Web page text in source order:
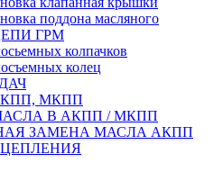
поддона масляного
ГРМ
колпачков
колец
МКПП
В АКПП / МКПП
ЗАМЕНА МАСЛА АКПП